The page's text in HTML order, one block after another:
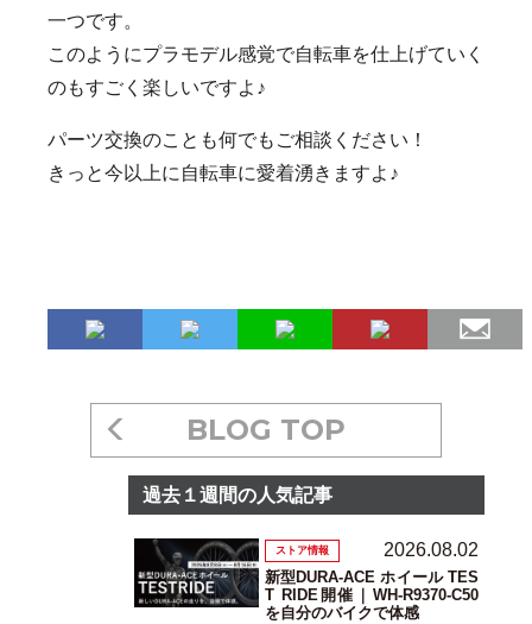
一つです。
このようにプラモデル感覚で自転車を仕上げていく
のもすごく楽しいですよ♪
パーツ交換のことも何でもご相談ください！
きっと今以上に自転車に愛着湧きますよ♪
BLOG TOP
過去１週間の人気記事
ストア情報 2026.08.02
新型DURA-ACE ホイール TES
T RIDE開催｜WH-R9370-C50
を自分のバイクで体感